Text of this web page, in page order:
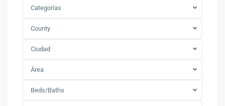
Categorías
County
Ciudad
Área
Beds/Baths